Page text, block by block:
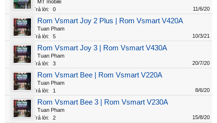
MT mobile
Trả lời:
0 11/6/20
Rom Vsmart Joy 2 Plus | Rom Vsmart V420A
Tuan Pham
Trả lời:
5 10/3/21
Rom Vsmart Joy 3 | Rom Vsmart V430A
Tuan Pham
Trả lời:
3 20/7/20
Rom Vsmart Bee | Rom Vsmart V220A
Tuan Pham
Trả lời:
1 8/6/20
Rom Vsmart Bee 3 | Rom Vsmart V230A
Tuan Pham
Trả lời:
2 15/8/20